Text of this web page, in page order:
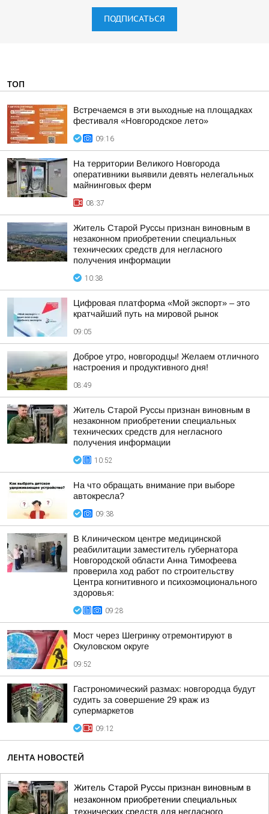
ПОДПИСАТЬСЯ
ТОП
Встречаемся в эти выходные на площадках
фестиваля «Новгородское лето»
09:16
На территории Великого Новгорода
оперативники выявили девять нелегальных
майнинговых ферм
08:37
Житель Старой Руссы признан виновным в
незаконном приобретении специальных
технических средств для негласного
получения информации
10:38
Цифровая платформа «Мой экспорт» – это
кратчайший путь на мировой рынок
09:05
Доброе утро, новгородцы! Желаем отличного
настроения и продуктивного дня!
08:49
Житель Старой Руссы признан виновным в
незаконном приобретении специальных
технических средств для негласного
получения информации
10:52
На что обращать внимание при выборе
автокресла?
09:38
В Клиническом центре медицинской
реабилитации заместитель губернатора
Новгородской области Анна Тимофеева
проверила ход работ по строительству
Центра когнитивного и психоэмоционального
здоровья:
09:28
Мост через Шегринку отремонтируют в
Окуловском округе
09:52
Гастрономический размах: новгородца будут
судить за совершение 29 краж из
супермаркетов
09:12
ЛЕНТА НОВОСТЕЙ
Житель Старой Руссы признан виновным в
незаконном приобретении специальных
технических средств для негласного